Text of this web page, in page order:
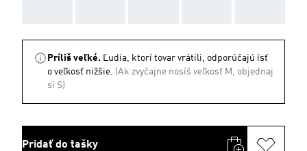
Príliš veľké. Ľudia, ktorí tovar vrátili, odporúčajú ísť
o veľkosť nižšie. (Ak zvyčajne nosíš veľkosť M, objednaj
si S)
Pridať do tašky